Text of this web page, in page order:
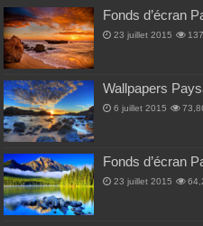
Fonds d’écran
23 juillet 2015
Wallpapers
6 juillet 2015
Fonds d’écran
23 juillet 2015